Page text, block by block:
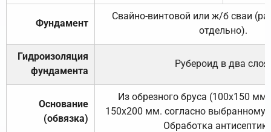
Фундамент
Свайно-винтовой или ж/б сваи
отдельно).
Гидроизоляция
фундамента
Рубероид в два слоя.
Основание
(обвязка)
Из обрезного бруса (100х150
150х200 мм. согласно выбранному
Обработка